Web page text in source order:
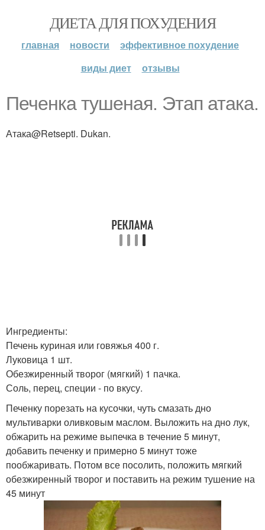
ДИЕТА ДЛЯ ПОХУДЕНИЯ
главная новости
эффективное похудение
виды диет
отзывы
Печенка тушеная. Этап атака.
Атака@Retsepti. Dukan.
Ингредиенты:
Печень куриная или говяжья 400 г.
Луковица 1 шт.
Обезжиренный творог (мягкий) 1 пачка.
Соль, перец, специи - по вкусу.
Печенку порезать на кусочки, чуть смазать дно
мультиварки оливковым маслом. Выложить на дно лук,
обжарить на режиме выпечка в течение 5 минут,
добавить печенку и примерно 5 минут тоже
пообжаривать. Потом все посолить, положить мягкий
обезжиренный творог и поставить на режим тушение на
45 минут